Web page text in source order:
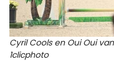
Cyril Cools en Oui Oui
1clicphoto